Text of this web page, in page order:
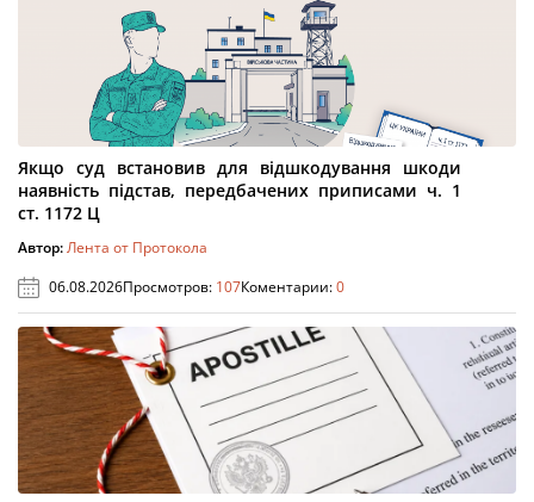
Якщо суд встановив для відшкодування шкоди
наявність підстав, передбачених приписами ч. 1
ст. 1172 Ц
Автор:Лента от Протокола
06.08.2026Просмотров: 107Коментарии:0